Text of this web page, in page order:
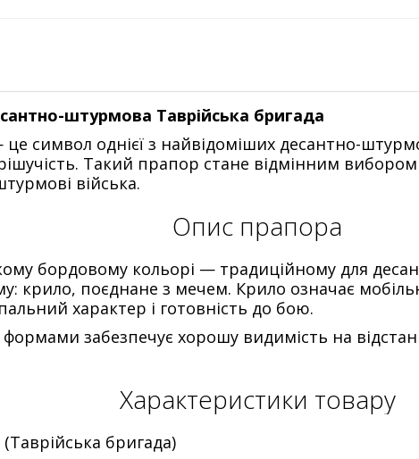
штурмова Таврійська бригада
символ однієї з найвідоміших десантно-
Такий прапор стане відмінним
війська.
Опис прапора
бордовому кольорі — традиційному для
крило, поєднане з мечем. Крило означає
характер і готовність до бою.
забезпечує хорошу видимість на
Характеристики товару
бригада)